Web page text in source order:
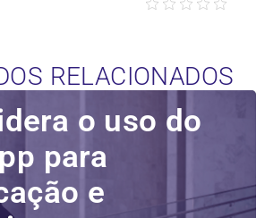
RELACIONADOS
o uso do
para
e